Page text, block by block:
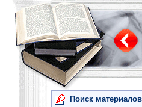
Поиск